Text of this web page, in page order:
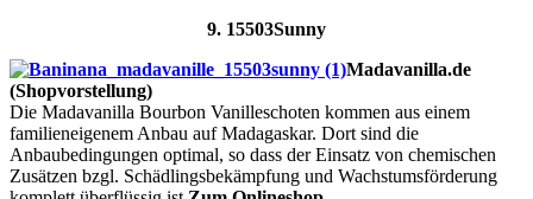
9. 15503Sunny
Madavanilla.de
(Shopvorstellung)
Die Madavanilla Bourbon Vanilleschoten kommen aus einem
familieneigenem Anbau auf Madagaskar. Dort sind die
Anbaubedingungen optimal, so dass der Einsatz von chemischen
Zusätzen bzgl. Schädlingsbekämpfung und Wachstumsförderung